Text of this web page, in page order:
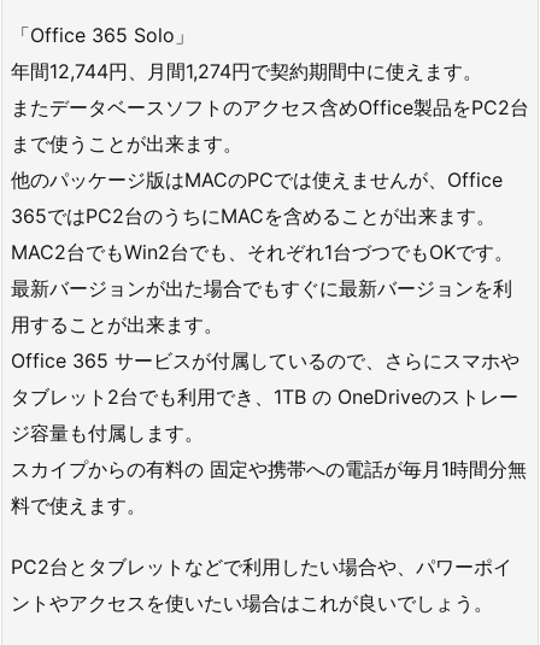
「Office 365 Solo」
年間12,744円、月間1,274円で契約期間中に使えます。
またデータベースソフトのアクセス含めOffice製品をPC2台
まで使うことが出来ます。
他のパッケージ版はMACのPCでは使えませんが、Office
365ではPC2台のうちにMACを含めることが出来ます。
MAC2台でもWin2台でも、それぞれ1台づつでもOKです。
最新バージョンが出た場合でもすぐに最新バージョンを利
用することが出来ます。
Office 365 サービスが付属しているので、さらにスマホや
タブレット2台でも利用でき、1TB の OneDriveのストレー
ジ容量も付属します。
スカイプからの有料の 固定や携帯への電話が毎月1時間分無
料で使えます。
PC2台とタブレットなどで利用したい場合や、パワーポイ
ントやアクセスを使いたい場合はこれが良いでしょう。